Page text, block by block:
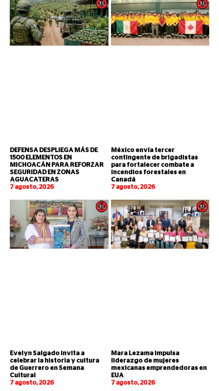
DEFENSA DESPLIEGA MÁS DE
1500 ELEMENTOS EN
MICHOACÁN PARA REFORZAR
SEGURIDAD EN ZONAS
AGUACATERAS
7 agosto, 2026
México envía tercer
contingente de brigadistas
para fortalecer combate a
incendios forestales en
Canadá
7 agosto, 2026
Evelyn Salgado invita a
celebrar la historia y cultura
de Guerrero en Semana
Cultural
7 agosto, 2026
Mara Lezama impulsa
liderazgo de mujeres
mexicanas emprendedoras en
EUA
7 agosto, 2026